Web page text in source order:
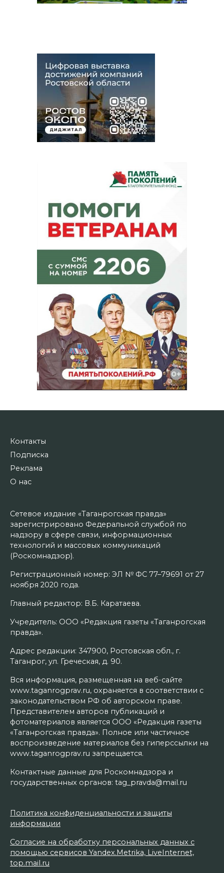
Контакты
Подписка
Реклама
О нас
Сетевое издание «Таганрогская правда»
зарегистрировано Федеральной службой по
надзору в сфере связи, информационных
технологий и массовых коммуникаций
(Роскомнадзор).
Регистрационный номер: ЭЛ № ФС 77–79691 от 27
ноября 2020 года.
Главный редактор: В.Б. Каратаева.
Учредитель: ООО «Редакция газеты «Таганрогская
правда».
Адрес редакции: 347900, Ростовская обл., г.
Таганрог, ул. Греческая, д. 90.
Вся информация, размещенная на веб-сайте
www.taganrogprav.ru, охраняется в соответствии с
законодательством РФ об авторском праве.
Представителем авторов публикаций и
фотоматериалов является ООО «Редакция газеты
«Таганрогская правда». Полное или частичное
воспроизведение материалов без гиперссылки на
www.taganrogprav.ru запрещается.
Контактные данные для Роскомнадзора и
государственных органов: tag_pravda@mail.ru
Политика конфиденциальности и защиты
информации
Согласие на обработку персональных данных с
помощью сервисов Yandex.Metrika, LiveInternet,
top.mail.ru